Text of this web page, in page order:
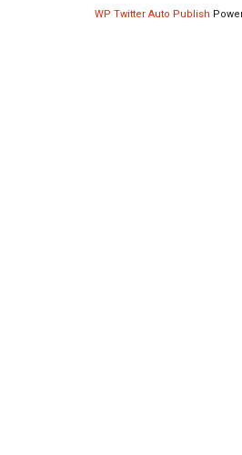
WP Twitter Auto Publish